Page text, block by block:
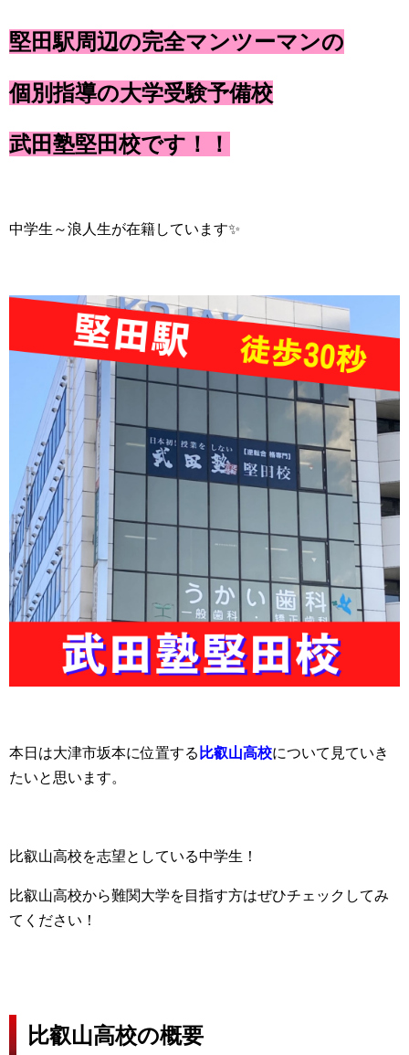
堅田駅周辺の完全マンツーマンの
個別指導の大学受験予備校
武田塾堅田校です！！
中学生～浪人生が在籍しています✨
本日は大津市坂本に位置する 比叡山高校について見ていき
たいと思います。
比叡山高校を志望としている中学生！
比叡山高校から難関大学を目指す方はぜひチェックしてみ
てください！
比叡山高校の概要